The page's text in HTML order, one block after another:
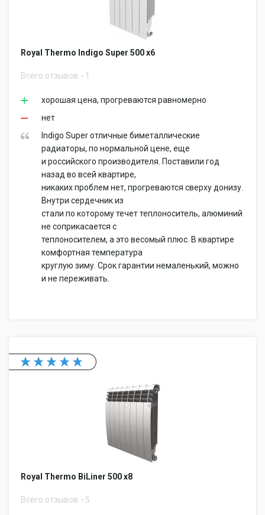
Royal Thermo Indigo Super 500 x6
Всего отзывов 1
хорошая цена, прогреваются равномерно
нет
Indigo Super отличные биметаллические
радиаторы, по нормальной цене, еще
и российского производителя. Поставили год
назад во всей квартире,
никаких проблем нет, прогреваются сверху донизу.
Внутри сердечник из
стали по которому течет теплоноситель, алюминий
не соприкасается с
теплоносителем, а это весомый плюс. В квартире
комфортная температура
круглую зиму. Срок гарантии немаленький, можно
и не переживать.
Royal Thermo BiLiner 500 x8
Всего отзывов 5